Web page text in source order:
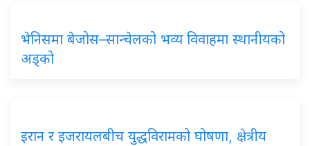
भेनिसमा बेजोस–सान्चेलको भव्य विवाहमा स्थानीयको
अड्को
इरान र इजरायलबीच युद्धविरामको घोषणा, क्षेत्रीय